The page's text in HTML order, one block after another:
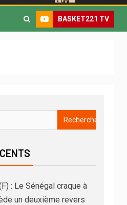
BASKET221 TV
: Le Sénégal craque à
un deuxième revers